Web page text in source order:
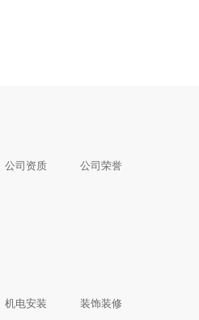
公司资质 公司荣誉
机电安装 装饰装修